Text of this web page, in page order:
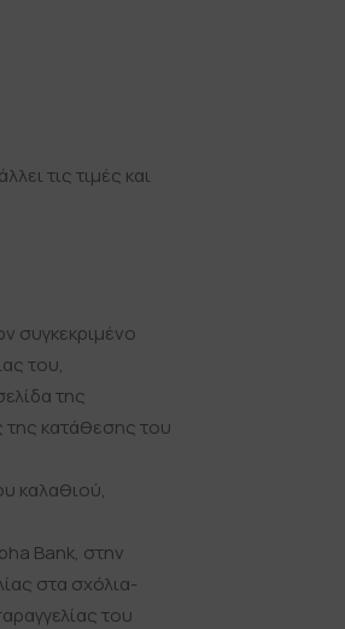
τις τιμές και
συγκεκριμένο
του,
της
της κατάθεσης του
καλαθιού,
Bank, στην
στα σχόλια-
του